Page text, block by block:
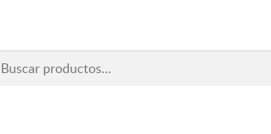
Buscar
productos...